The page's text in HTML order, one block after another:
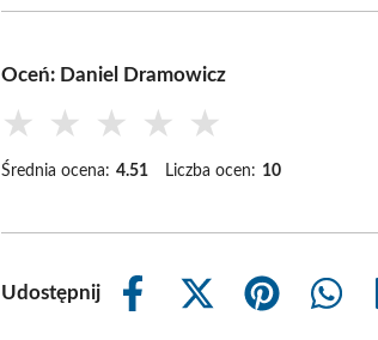
Oceń: Daniel Dramowicz
★ ★ ★ ★ ★
Średnia ocena: 4.51 Liczba ocen: 10
Udostępnij
Share
Share
Share
Share